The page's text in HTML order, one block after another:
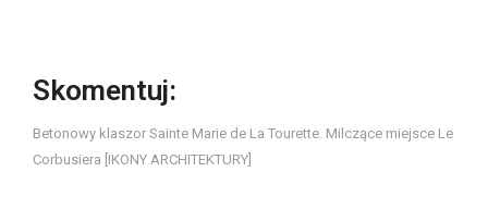
Skomentuj:
Betonowy klaszor Sainte Marie de La Tourette. Milczące miejsce Le
Corbusiera [IKONY ARCHITEKTURY]